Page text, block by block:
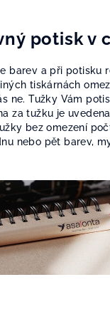
potisk v
barev a při potisku
tiskárnách
ne. Tužky Vám
za tužku je
bez omezení
nebo pět barev,